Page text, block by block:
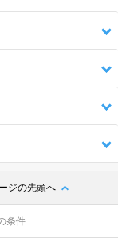
ジの先頭へ
条件